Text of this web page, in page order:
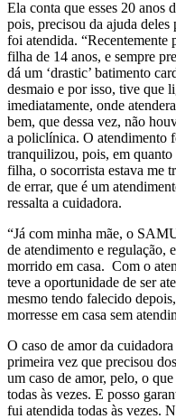
Ela conta que esses 20
pois, precisou da ajuda deles
foi atendida. “Recentemente
filha de 14 anos, e sempre
dá um ‘drastic’ batimento
desmaio e por isso, tive que
imediatamente, onde
bem, que dessa vez, não
a policlínica. O atendimento
tranquilizou, pois, em
filha, o socorrista estava me
de errar, que é um
ressalta a cuidadora.
“Já com minha mãe, o
de atendimento e regulação,
morrido em casa. Com o
teve a oportunidade de ser
mesmo tendo falecido
morresse em casa sem
O caso de amor da
primeira vez que precisou
um caso de amor, pelo, o
todas às vezes. E posso
fui atendida todas às vezes.